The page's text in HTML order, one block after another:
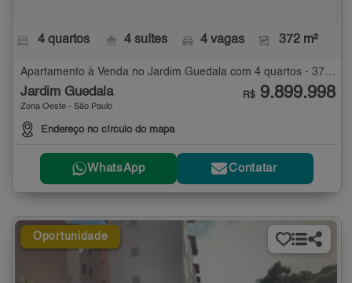
4 quartos 4 suítes 4 vagas 372 m²
Jardim Guedala
Zona Oeste - São Paulo
Endereço no círculo do mapa
R$ 9.899.998
WhatsApp Contatar
Oportunidade